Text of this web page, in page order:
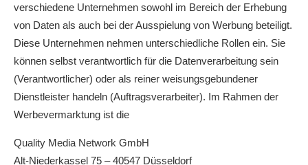
verschiedene Unternehmen sowohl im Bereich der Erhebung
von Daten als auch bei der Ausspielung von Werbung beteiligt.
Diese Unternehmen nehmen unterschiedliche Rollen ein. Sie
können selbst verantwortlich für die Datenverarbeitung sein
(Verantwortlicher) oder als reiner weisungsgebundener
Dienstleister handeln (Auftragsverarbeiter). Im Rahmen der
Werbevermarktung ist die
Quality Media Network GmbH
Alt-Niederkassel 75 – 40547 Düsseldorf